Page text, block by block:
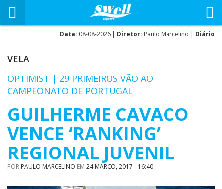
Data: 08-08-2026 | Diretor: Paulo Marcelino | Diário
VELA
OPTIMIST | 29 PRIMEIROS VÃO AO
CAMPEONATO DE PORTUGAL
GUILHERME CAVACO
VENCE ‘RANKING’
REGIONAL JUVENIL
POR PAULO MARCELINO EM 24 MARÇO, 2017 - 16:40